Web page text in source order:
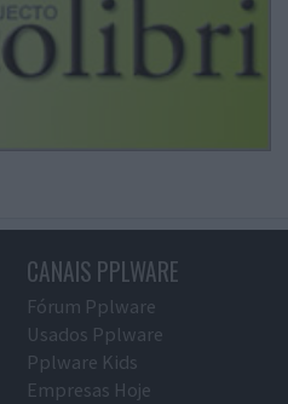
CANAIS PPLWARE
Fórum Pplware
Usados Pplware
Pplware Kids
Empresas Hoje